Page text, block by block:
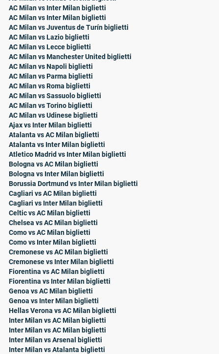
AC Milan vs Inter Milan biglietti
AC Milan vs Inter Milan biglietti
AC Milan vs Juventus de Turín biglietti
AC Milan vs Lazio biglietti
AC Milan vs Lecce biglietti
AC Milan vs Manchester United biglietti
AC Milan vs Napoli biglietti
AC Milan vs Parma biglietti
AC Milan vs Roma biglietti
AC Milan vs Sassuolo biglietti
AC Milan vs Torino biglietti
AC Milan vs Udinese biglietti
Ajax vs Inter Milan biglietti
Atalanta vs AC Milan biglietti
Atalanta vs Inter Milan biglietti
Atletico Madrid vs Inter Milan biglietti
Bologna vs AC Milan biglietti
Bologna vs Inter Milan biglietti
Borussia Dortmund vs Inter Milan biglietti
Cagliari vs AC Milan biglietti
Cagliari vs Inter Milan biglietti
Celtic vs AC Milan biglietti
Chelsea vs AC Milan biglietti
Como vs AC Milan biglietti
Como vs Inter Milan biglietti
Cremonese vs AC Milan biglietti
Cremonese vs Inter Milan biglietti
Fiorentina vs AC Milan biglietti
Fiorentina vs Inter Milan biglietti
Genoa vs AC Milan biglietti
Genoa vs Inter Milan biglietti
Hellas Verona vs AC Milan biglietti
Inter Milan vs AC Milan biglietti
Inter Milan vs AC Milan biglietti
Inter Milan vs Arsenal biglietti
Inter Milan vs Atalanta biglietti